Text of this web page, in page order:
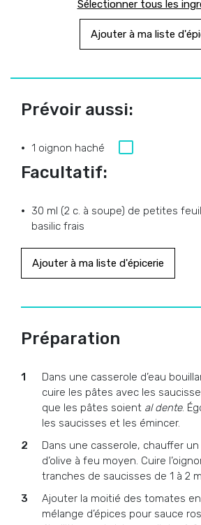
Sélectionner tous les
Ajouter à ma liste
Prévoir aussi:
1 oignon haché
Facultatif:
30 ml (2 c. à soupe) de petites
basilic frais
Ajouter à ma liste d'épicerie
Préparation
Dans une casserole d’eau
cuire les pâtes avec les
que les pâtes soient al dente.
les saucisses et les émincer.
Dans une casserole, chauffer un
d’olive à feu moyen. Cuire
tranches de saucisses de 1 à 2
Ajouter la moitié des tomates
mélange d’épices pour sauce